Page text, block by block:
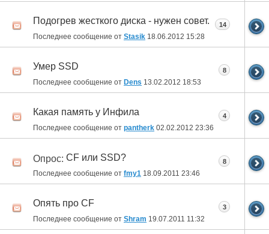
Подогрев жесткого диска - нужен совет.
Последнее сообщение от Stasik 18.06.2012 15:28
14
Умер SSD
Последнее сообщение от Dens 13.02.2012 18:53
8
Какая память у Инфила
Последнее сообщение от pantherk 02.02.2012 23:36
4
Опрос: CF или SSD?
Последнее сообщение от fmy1 18.09.2011 23:46
8
Опять про CF
Последнее сообщение от Shram 19.07.2011 11:32
3